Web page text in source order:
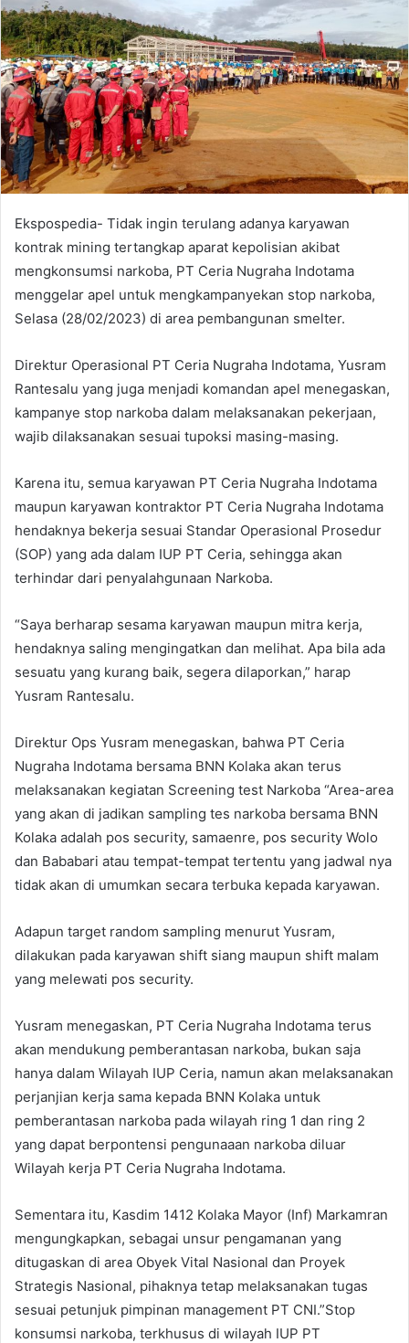
n
e
m
a
i
l
Ekspospedia- Tidak ingin terulang adanya karyawan
kontrak mining tertangkap aparat kepolisian akibat
mengkonsumsi narkoba, PT Ceria Nugraha Indotama
menggelar apel untuk mengkampanyekan stop narkoba,
Selasa (28/02/2023) di area pembangunan smelter.
Direktur Operasional PT Ceria Nugraha Indotama, Yusram
Rantesalu yang juga menjadi komandan apel menegaskan,
kampanye stop narkoba dalam melaksanakan pekerjaan,
wajib dilaksanakan sesuai tupoksi masing-masing.
Karena itu, semua karyawan PT Ceria Nugraha Indotama
maupun karyawan kontraktor PT Ceria Nugraha Indotama
hendaknya bekerja sesuai Standar Operasional Prosedur
(SOP) yang ada dalam IUP PT Ceria, sehingga akan
terhindar dari penyalahgunaan Narkoba.
“Saya berharap sesama karyawan maupun mitra kerja,
hendaknya saling mengingatkan dan melihat. Apa bila ada
sesuatu yang kurang baik, segera dilaporkan,” harap
Yusram Rantesalu.
Direktur Ops Yusram menegaskan, bahwa PT Ceria
Nugraha Indotama bersama BNN Kolaka akan terus
melaksanakan kegiatan Screening test Narkoba “Area-area
yang akan di jadikan sampling tes narkoba bersama BNN
Kolaka adalah pos security, samaenre, pos security Wolo
dan Bababari atau tempat-tempat tertentu yang jadwal nya
tidak akan di umumkan secara terbuka kepada karyawan.
Adapun target random sampling menurut Yusram,
dilakukan pada karyawan shift siang maupun shift malam
yang melewati pos security.
Yusram menegaskan, PT Ceria Nugraha Indotama terus
akan mendukung pemberantasan narkoba, bukan saja
hanya dalam Wilayah IUP Ceria, namun akan melaksanakan
perjanjian kerja sama kepada BNN Kolaka untuk
pemberantasan narkoba pada wilayah ring 1 dan ring 2
yang dapat berpontensi pengunaaan narkoba diluar
Wilayah kerja PT Ceria Nugraha Indotama.
Sementara itu, Kasdim 1412 Kolaka Mayor (Inf) Markamran
mengungkapkan, sebagai unsur pengamanan yang
ditugaskan di area Obyek Vital Nasional dan Proyek
Strategis Nasional, pihaknya tetap melaksanakan tugas
sesuai petunjuk pimpinan management PT CNI.”Stop
konsumsi narkoba, terkhusus di wilayah IUP PT